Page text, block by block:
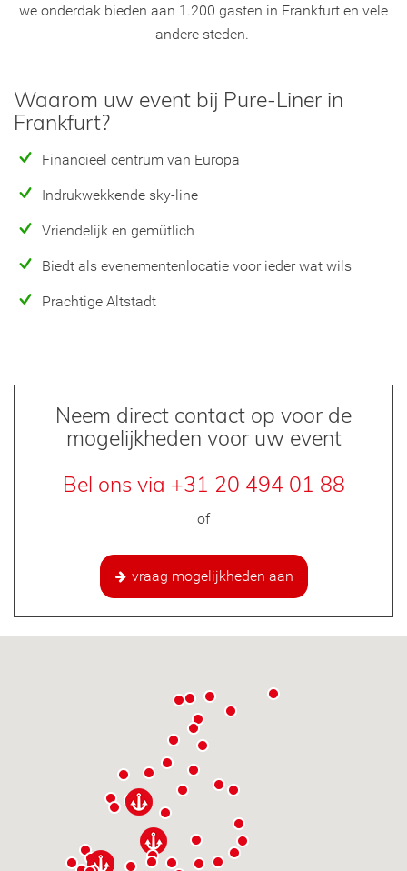
we onderdak bieden aan 1.200 gasten in Frankfurt en vele
andere steden.
Waarom uw event bij Pure-Liner in
Frankfurt?
Financieel centrum van Europa
Indrukwekkende sky-line
Vriendelijk en gemütlich
Biedt als evenementenlocatie voor ieder wat wils
Prachtige Altstadt
Neem direct contact op voor de
mogelijkheden voor uw event
Bel ons via +31 20 494 01 88
of
vraag mogelijkheden aan